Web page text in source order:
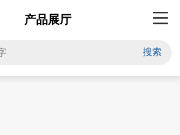
产品展厅
搜索